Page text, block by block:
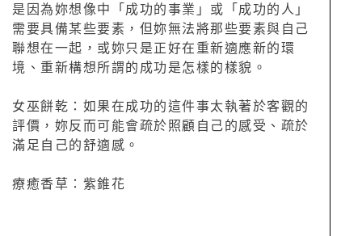
是因為妳想像中「成功的事業」或「成功的人」
需要具備某些要素，但妳無法將那些要素與自己
聯想在一起，或妳只是正好在重新適應新的環
境、重新構想所謂的成功是怎樣的樣貌。
女巫餅乾：如果在成功的這件事太執著於客觀的
評價，妳反而可能會疏於照顧自己的感受、疏於
滿足自己的舒適感。
療癒香草：紫錐花